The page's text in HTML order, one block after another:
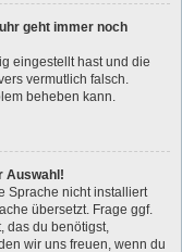
geht immer noch
eingestellt hast und die
vermutlich falsch.
beheben kann.
Auswahl!
Sprache nicht installiert
übersetzt. Frage ggf.
das du benötigst,
wir uns freuen, wenn du